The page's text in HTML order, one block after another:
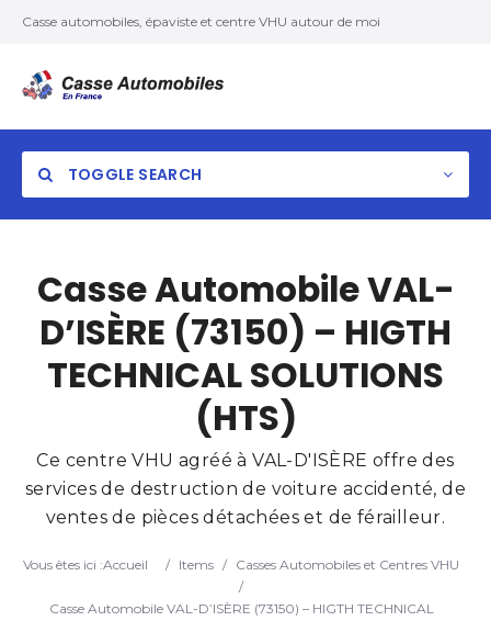
Casse automobiles, épaviste et centre VHU autour de moi
TOGGLE SEARCH
Search
Casse Automobile VAL-
D’ISÈRE (73150) – HIGTH
TECHNICAL SOLUTIONS
(HTS)
Ce centre VHU agréé à VAL-D'ISÈRE offre des
services de destruction de voiture accidenté, de
ventes de pièces détachées et de férailleur.
Vous êtes ici :Accueil / Items / Casses Automobiles et Centres VHU
/
Casse Automobile VAL-D’ISÈRE (73150) – HIGTH TECHNICAL